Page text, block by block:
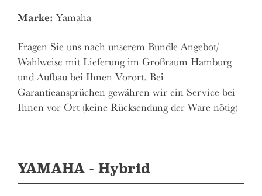
Marke: Yamaha
Fragen Sie uns nach unserem Bundle Angebot/
Wahlweise mit Lieferung im Großraum Hamburg
und Aufbau bei Ihnen Vorort. Bei
Garantieansprüchen gewähren wir ein Service bei
Ihnen vor Ort (keine Rücksendung der Ware nötig)
YAMAHA - Hybrid